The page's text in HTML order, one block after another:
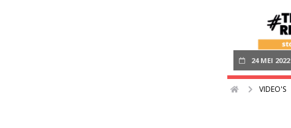
24 MEI 2022
VIDEO'S